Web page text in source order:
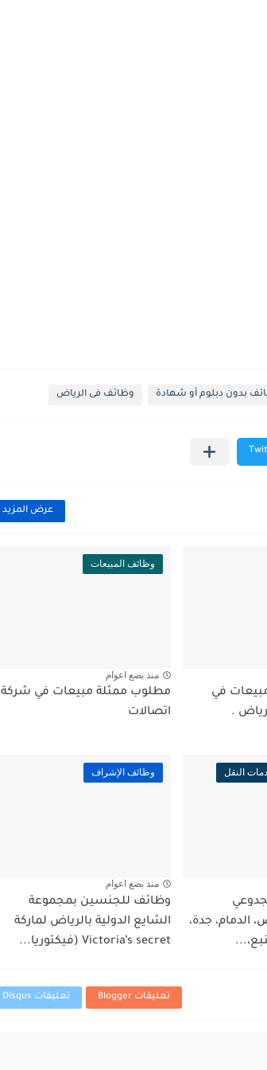
بدون دبلوم أو شهادة وظائف فى الرياض
عرض المزيد
في
.
وظائف المبيعات
منذ بضع اعوام
مطلوب ممثلة مبيعات في شركة
اتصالات
النقل
الدمام، جدة،
وظائف الإشراف
منذ بضع اعوام
وظائف للجنسين بمجموعة
الشايع الدولية بالرياض لماركة
Victoria’s secret (فيكتوريا...
تعليقات Blogger تعليقات Disqus